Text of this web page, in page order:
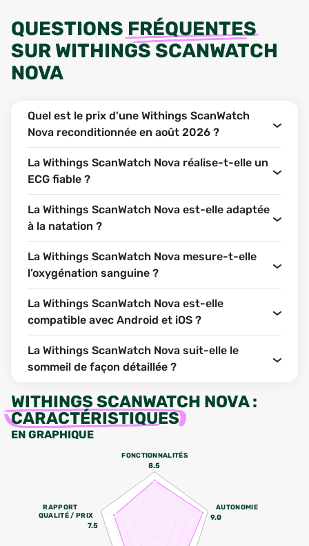
QUESTIONS FRÉQUENTES
SUR WITHINGS SCANWATCH
NOVA
Quel est le prix d'une Withings ScanWatch
Nova reconditionnée en août 2026 ?
La Withings ScanWatch Nova réalise-t-elle un
ECG fiable ?
La Withings ScanWatch Nova est-elle adaptée
à la natation ?
La Withings ScanWatch Nova mesure-t-elle
l’oxygénation sanguine ?
La Withings ScanWatch Nova est-elle
compatible avec Android et iOS ?
La Withings ScanWatch Nova suit-elle le
sommeil de façon détaillée ?
WITHINGS SCANWATCH NOVA:
CARACTÉRISTIQUES
EN GRAPHIQUE
FONCTIONNALITÉS
8.5
AUTONOMIE
9.0
RAPPORT
QUALITÉ / PRIX
7.5